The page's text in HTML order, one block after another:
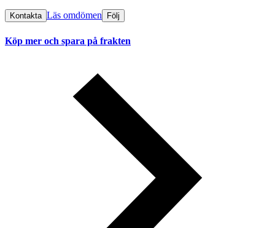
Kontakta Läs omdömen Följ
Köp mer och spara på frakten